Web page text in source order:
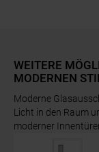
WEITERE
MODERNEN
Moderne
Licht in den Raum
moderner